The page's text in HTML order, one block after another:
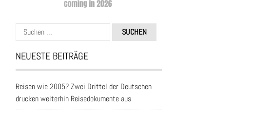
Suchen
nach:
NEUESTE BEITRÄGE
Reisen wie 2005? Zwei Drittel der Deutschen
drucken weiterhin Reisedokumente aus